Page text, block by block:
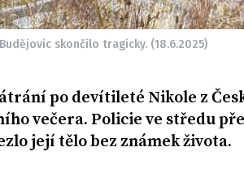
skončilo tragicky. (18.6.2025)
po devítileté Nikole z
večera. Policie ve středu
její tělo bez známek života.